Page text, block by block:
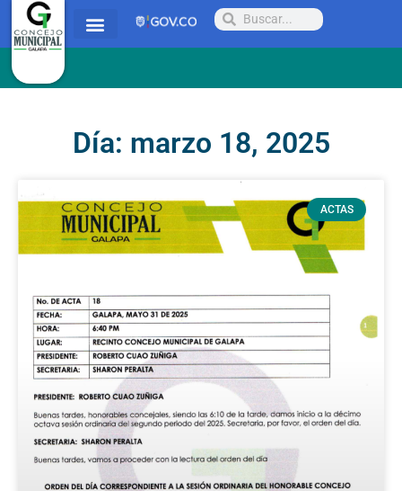
Día: marzo 18, 2025
ACTAS